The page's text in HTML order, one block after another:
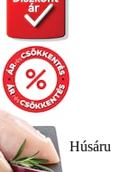
Húsáru